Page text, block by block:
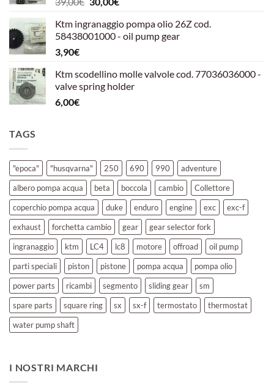
originale
era:
attuale
è:
Ktm ingranaggio pompa olio 26Z cod.
58438001000 - oil pump gear
3,90€
Ktm scodellino molle valvole cod. 77036036000 -
valve spring holder
6,00€
TAGS
"epoca" "husqvarna" 250 690 990
adventure
albero pompa acqua
beta boccola cambio
Collettore
coperchio pompa acqua
duke enduro engine exc
exc-f
exhaust
forchetta cambio gear
gear selector fork
ingranaggio
ktm LC4 lc8 motore offroad
oil pump
parti speciali
piston pistone pompa acqua
pompa olio
power parts
ricambi segmento sliding gear
sm
spare parts
square ring sx sx-f termostato
thermostat
water pump shaft
I NOSTRI MARCHI